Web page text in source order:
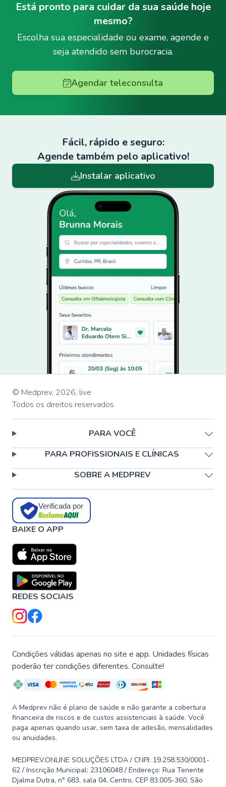
Está pronto para cuidar da sua saúde hoje
mesmo?
Escolha sua especialidade ou exame, agende e
seja atendido sem burocracia.
Agendar teleconsulta
Fácil, rápido e seguro:
Agende também pelo aplicativo!
Instalar aplicativo
© Medprev, 2026, live
Todos os direitos reservados
PARA VOCÊ
PARA PROFISSIONAIS E CLÍNICAS
SOBRE A MEDPREV
Verificada por
BAIXE O APP
REDES SOCIAIS
Condições válidas apenas no site e app. Unidades físicas
poderão ter condições diferentes. Consulte!
A Medprev não é plano de saúde e não garante a cobertura
financeira de riscos e de custos assistenciais à saúde. Você
paga apenas quando usar, sem taxa de adesão, mensalidades
ou anuidades.
MEDPREV.ONLINE SOLUÇÕES LTDA / CNPJ: 19.258.530/0001-
62 / Inscrição Municipal: 23106048 / Endereço: Rua Tenente
Djalma Dutra, n° 683, sala 04, Centro, CEP 83.005-360, São